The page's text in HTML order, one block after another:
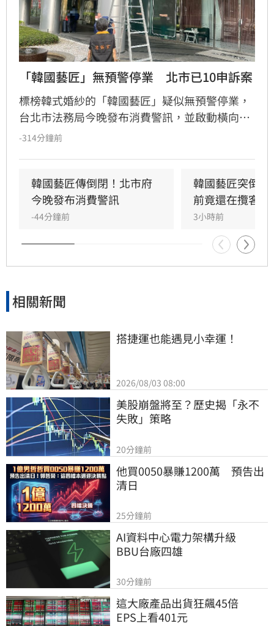
「韓國藝匠」無預警停業　北市已10申訴案
標榜韓式婚紗的「韓國藝匠」疑似無預警停業，
台北市法務局今晚發布消費警訊，並啟動橫向通
報機制；截至今晚8時止，已接獲10件相關消費
-314分鐘前
韓國藝匠傳倒閉！北市府
今晚發布消費警訊
-44分鐘前
韓國藝匠突倒
前竟還在攬客
3小時前
相關新聞
搭捷運也能遇見小幸運！
2026/08/03 08:00
美股崩盤將至？歷史揭「永不
失敗」策略
20分鐘前
他買0050暴賺1200萬　預告出
清日
25分鐘前
AI資料中心電力架構升級
BBU台廠四雄
30分鐘前
這大廠產品出貨狂飆45倍
EPS上看401元